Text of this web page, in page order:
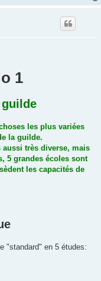
1
guilde
les plus variées
la guilde.
aussi très diverse, mais
5 grandes écoles sont
les capacités de
"standard" en 5 études: